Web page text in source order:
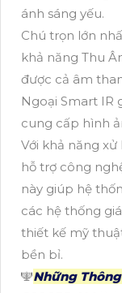
ánh sáng yếu.
Chú trọn lớn
khả năng Thu
được cả âm
Ngoại Smart IR
cung cấp hình
Với khả năng
hỗ trợ công
này giúp hệ
các hệ thống
thiết kế mỹ
bền bỉ.
️🕎Những